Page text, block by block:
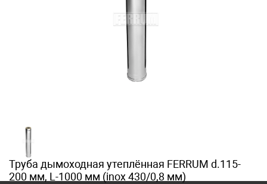
Труба дымоходная утеплённая FERRUM d.115-
200 мм, L-1000 мм (inox 430/0,8 мм)